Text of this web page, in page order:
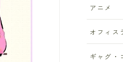
アニメ
オフィス
ギャグ・